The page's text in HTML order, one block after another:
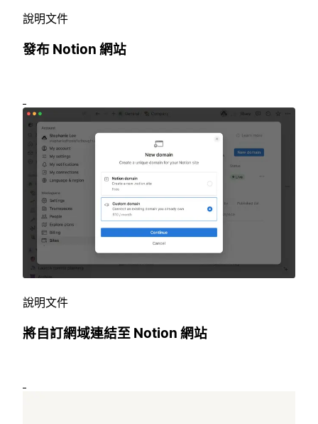
說明文件
發布 Notion 網站
說明文件
將自訂網域連結至 Notion 網站